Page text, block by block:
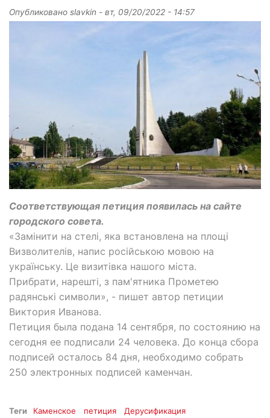
Опубликовано slavkin - вт, 09/20/2022 - 14:57
Соответствующая петиция появилась на сайте
городского совета.
«Замінити на стелі, яка встановлена на площі
Визволителів, напис російською мовою на
українську. Це визитівка нашого міста.
Прибрати, нарешті, з пам'ятника Прометею
радянські символи», - пишет автор петиции
Виктория Иванова.
Петиция была подана 14 сентября, по состоянию на
сегодня ее подписали 24 человека. До конца сбора
подписей осталось 84 дня, необходимо собрать
250 электронных подписей каменчан.
Теги Каменское петиция
Дерусификация